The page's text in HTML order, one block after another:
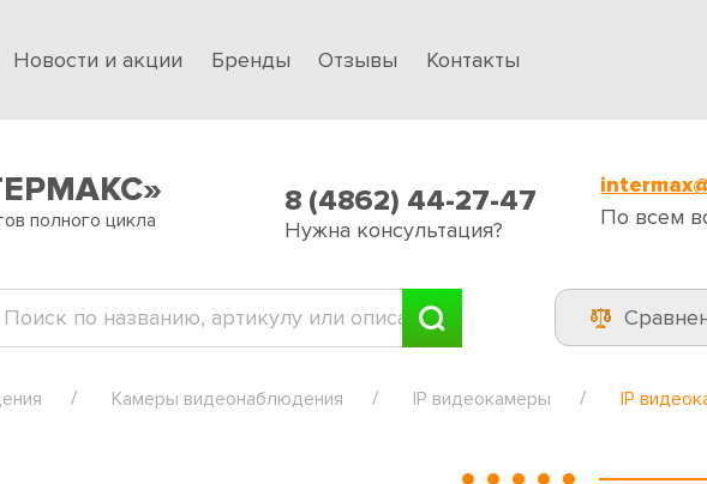
Новости и акции Бренды Отзывы Контакты
полного цикла
8 (4862) 44-27-47
Нужна консультация?
По всем
Камеры видеонаблюдения IP видеокамеры IP